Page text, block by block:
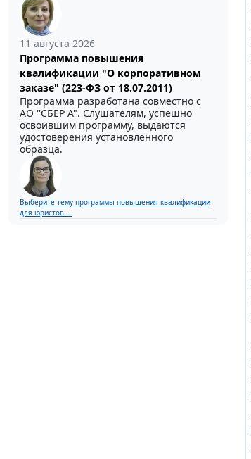
11 августа 2026
Программа повышения
квалификации "О корпоративном
заказе" (223-ФЗ от 18.07.2011)
Программа разработана совместно с
АО ''СБЕР А". Слушателям, успешно
освоившим программу, выдаются
удостоверения установленного
образца.
Выберите тему программы повышения квалификации
для юристов ...